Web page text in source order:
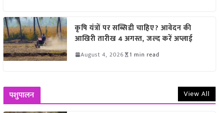
कृषि यंत्रों पर सब्सिडी चाहिए? आवेदन की
आखिरी तारीख 4 अगस्त, जल्द करें अप्लाई
August 4, 2026 1 min read
पशुपालन View All